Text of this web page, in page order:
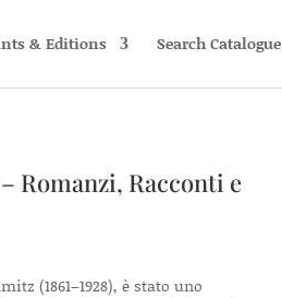
& Editions Search Catalogue
Romanzi, Racconti e
(1861–1928), è stato uno